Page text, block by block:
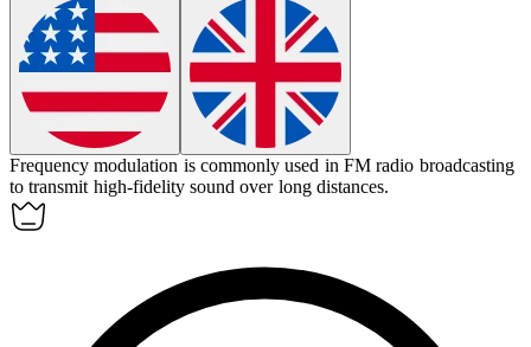
Frequency modulation is commonly used in FM radio broadcasting
to transmit high-fidelity sound over long distances.